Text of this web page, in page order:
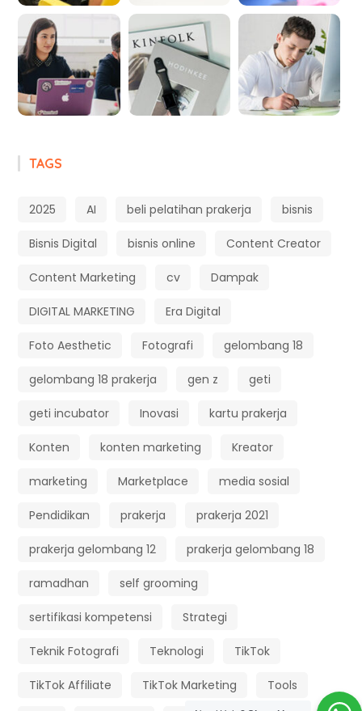
TAGS
2025 AI beli pelatihan prakerja bisnis
Bisnis Digital bisnis online Content Creator
Content Marketing cv Dampak
DIGITAL MARKETING Era Digital
Foto Aesthetic Fotografi gelombang 18
gelombang 18 prakerja gen z geti
geti incubator Inovasi kartu prakerja
Konten konten marketing Kreator
marketing Marketplace media sosial
Pendidikan prakerja prakerja 2021
prakerja gelombang 12 prakerja gelombang 18
ramadhan self grooming
sertifikasi kompetensi Strategi
Teknik Fotografi Teknologi TikTok
TikTok Affiliate TikTok Marketing Tools